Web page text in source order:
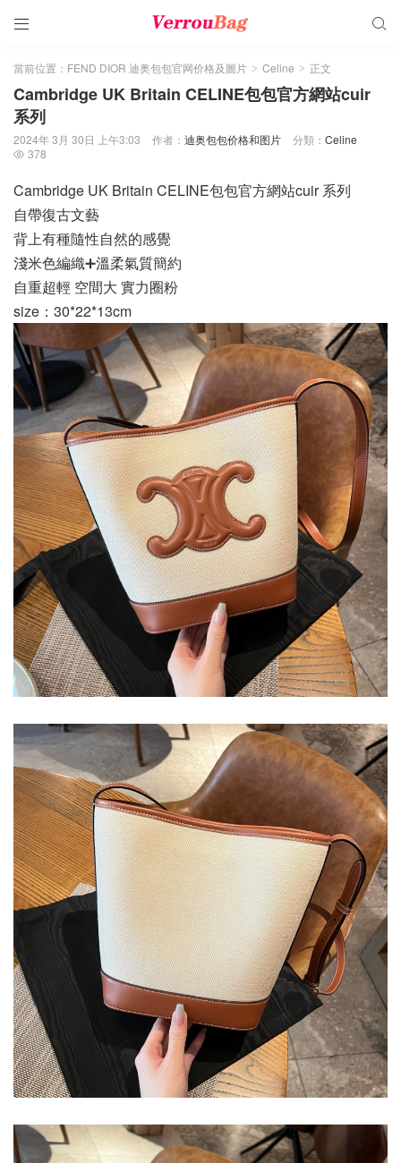
 
當前位置： FEND DIOR 迪奥包包官网价格及圖片 > Celine > 正文
Cambridge UK Britain CELINE包包官方網站cuir
系列
2024年 3月 30日 上午3:03 作者： 迪奥包包价格和图片 分類： Celine
 378
Cambridge UK Britain CELINE包包官方網站cuir 系列
自帶復古文藝
背上有種隨性自然的感覺
淺米色編織➕溫柔氣質簡約
自重超輕 空間大 實力圈粉
size：30*22*13cm